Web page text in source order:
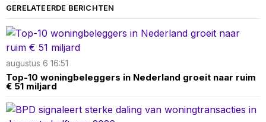
GERELATEERDE BERICHTEN
augustus 6 16:51
Top-10 woningbeleggers in Nederland groeit naar ruim
€ 51 miljard